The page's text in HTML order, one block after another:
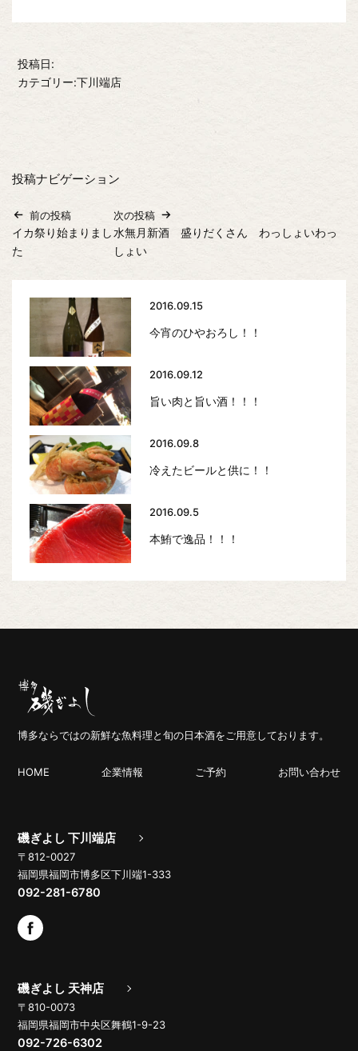
投稿日:
カテゴリー:下川端店
投稿ナビゲーション
前の投稿
イカ祭り始まりまし
た
次の投稿
水無月新酒 盛りだくさん わっしょいわっ
しょい
2016.09.15
今宵のひやおろし！！
2016.09.12
旨い肉と旨い酒！！！
2016.09.8
冷えたビールと供に！！
2016.09.5
本鮪で逸品！！！
博多ならではの新鮮な魚料理と旬の日本酒をご用意しております。
HOME 企業情報 ご予約 お問い合わせ
磯ぎよし 下川端店
〒812-0027
福岡県福岡市博多区下川端1-333
092-281-6780
磯ぎよし 天神店
〒810-0073
福岡県福岡市中央区舞鶴1-9-23
092-726-6302